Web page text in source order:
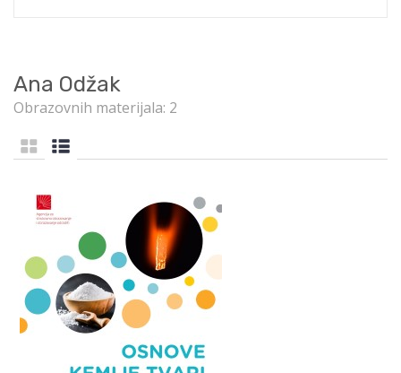
Ana Odžak
Obrazovnih materijala: 2